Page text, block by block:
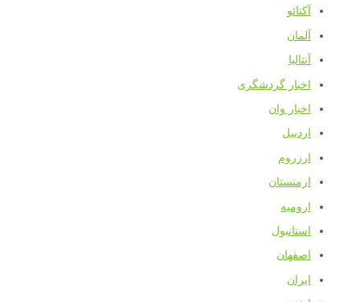
آکتائو
آلمان
آنتالیا
اخبار گردشگری
اخبار وان
اردبیل
ارزروم
ارمنستان
ارومیه
استانبول
اصفهان
ایران